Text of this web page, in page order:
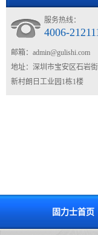
服务热线：
4006-
邮箱： admin@gulishi.com
地址：深圳市宝安区石岩
新村朗日工业园1栋1楼
固力士首页